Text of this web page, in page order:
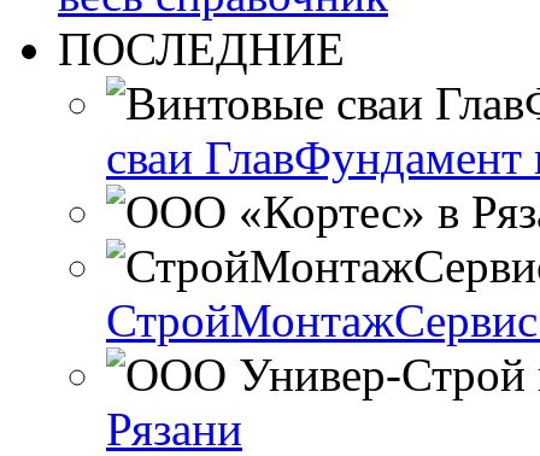
ПОСЛЕДНИЕ
сваи ГлавФундамент
Рязани